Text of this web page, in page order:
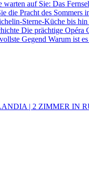
warten auf Sie: Das
die Pracht des Sommers
Sterne-Küche bis
Die prächtige Opéra
Gegend Warum ist